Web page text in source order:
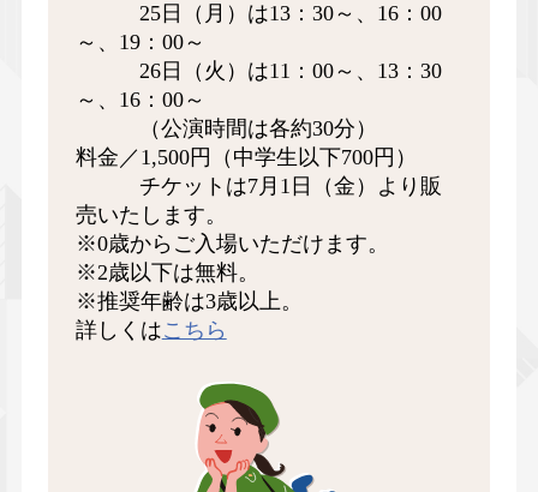
25日（月）は13：30～、16：00
～、19：00～
26日（火）は11：00～、13：30
～、16：00～
（公演時間は各約30分）
料金／1,500円（中学生以下700円）
チケットは7月1日（金）より販
売いたします。
※0歳からご入場いただけます。
※2歳以下は無料。
※推奨年齢は3歳以上。
詳しくはこちら